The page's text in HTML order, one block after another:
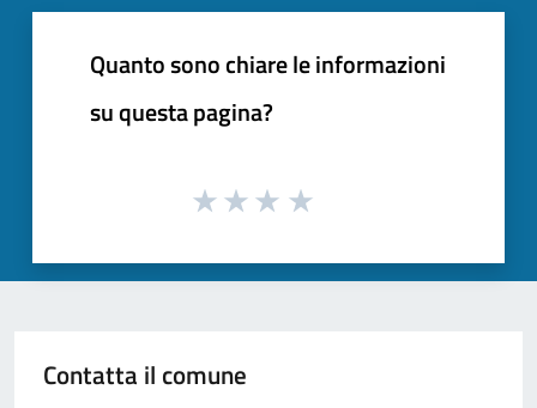
Quanto sono chiare le informazioni
su questa pagina?
Contatta il comune